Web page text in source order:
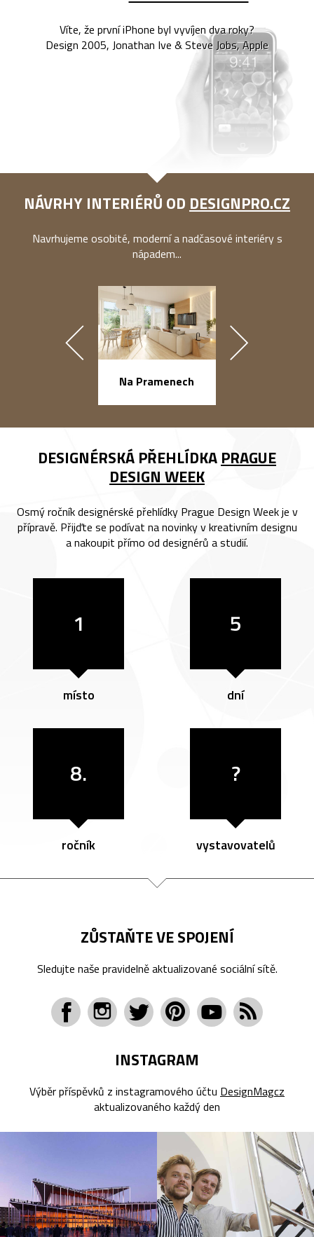
Víte, že první iPhone byl vyvíjen dva roky?
Design 2005, Jonathan Ive & Steve Jobs, Apple
NÁVRHY INTERIÉRŮ OD DESIGNPRO.CZ
Navrhujeme osobité, moderní a nadčasové interiéry s
nápadem...
Na Pramenech
DESIGNÉRSKÁ PŘEHLÍDKA PRAGUE
DESIGN WEEK
Osmý ročník designérské přehlídky Prague Design Week je v
přípravě. Přijďte se podívat na novinky v kreativním designu
a nakoupit přímo od designérů a studií.
1
místo
5
dní
8.
ročník
?
vystavovatelů
ZŮSTAŇTE VE SPOJENÍ
Sledujte naše pravidelně aktualizované sociální sítě.
INSTAGRAM
Výběr příspěvků z instagramového účtu DesignMagcz
aktualizovaného každý den